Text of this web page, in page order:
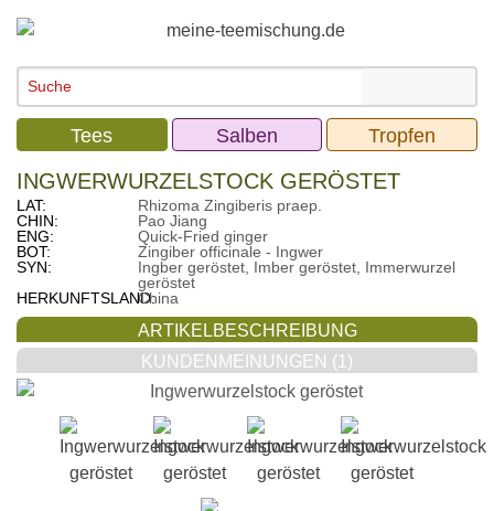
Tees Salben Tropfen
INGWERWURZELSTOCK GERÖSTET
LAT:
Rhizoma Zingiberis praep.
CHIN:
Pao Jiang
ENG:
Quick-Fried ginger
BOT:
Zingiber officinale - Ingwer
SYN:
Ingber geröstet, Imber geröstet, Immerwurzel
geröstet
HERKUNFTSLAND:China
ARTIKELBESCHREIBUNG
KUNDENMEINUNGEN (1)